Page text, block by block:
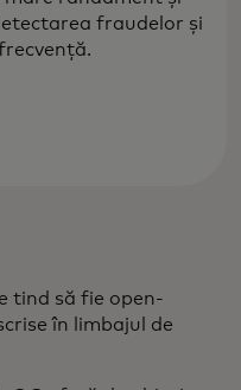
fraudelor și
tind să fie open-
în limbajul de